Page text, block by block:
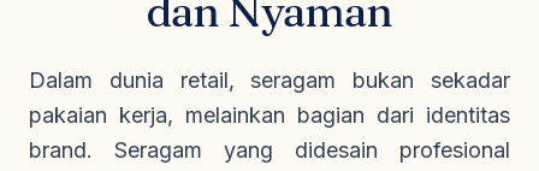
Seragam Cleaning Service
dan Nyaman
Dalam dunia retail, seragam bukan sekadar
pakaian kerja, melainkan bagian dari identitas
brand. Seragam yang didesain profesional